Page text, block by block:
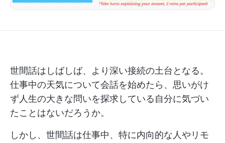
世間話はしばしば、より深い接続の土台となる。
仕事中の天気について会話を始めたら、思いがけ
ず人生の大きな問いを探求している自分に気づい
たことはないだろうか。
しかし、世間話は仕事中、特に内向的な人やリモ